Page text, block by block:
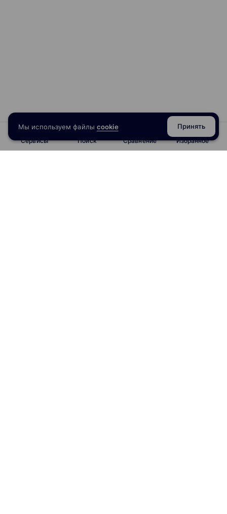
Сервисы Поиск Сравнение Избранное
Мы используем файлы cookie Принять